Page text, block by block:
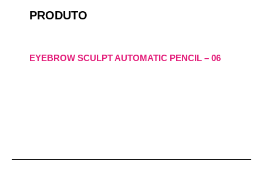
PRODUTO
EYEBROW SCULPT AUTOMATIC PENCIL – 06